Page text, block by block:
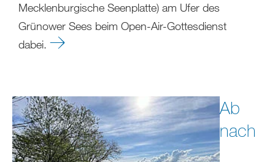
Mecklenburgische Seenplatte) am Ufer des
Grünower Sees beim Open-Air-Gottesdienst
dabei.
Ab
nach